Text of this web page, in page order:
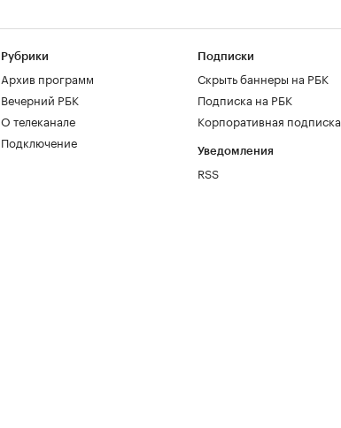
Рубрики
Архив программ
Вечерний РБК
О телеканале
Подключение
Подписки
Скрыть баннеры на РБК
Подписка на РБК
Корпоративная подписка
Уведомления
RSS